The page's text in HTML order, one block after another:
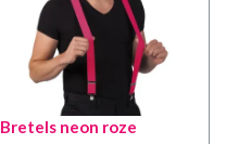
Bretels neon roze